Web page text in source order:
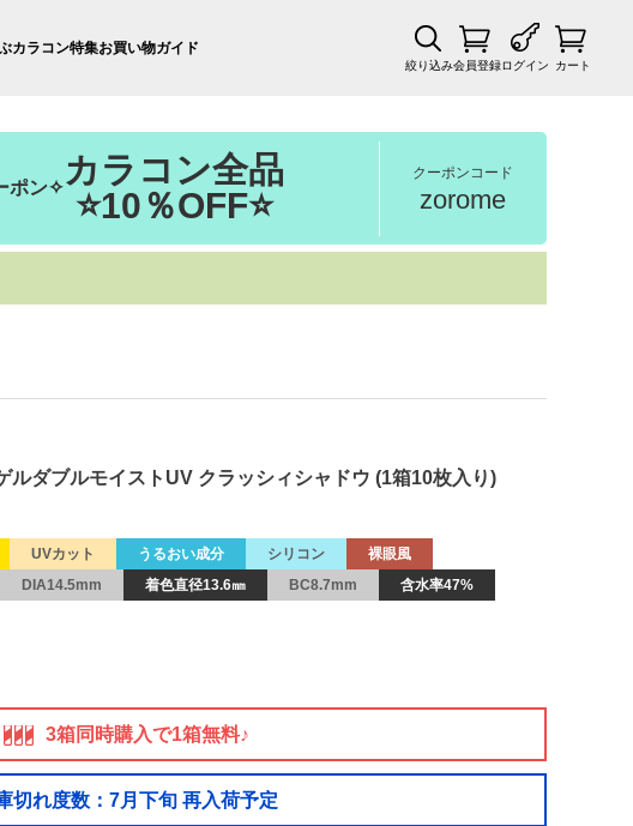
カラコン特集お買い物ガイド
絞り込み会員登録ログイン カート
ポン✧ カラコン全品
⭐10％OFF⭐
クーポンコード
zorome
ルダブルモイストUV クラッシィシャドウ (1箱10枚入り)
UVカット うるおい成分 シリコン
裸眼風
DIA14.5mm 着色直径13.6㎜ BC8.7mm 含水率47%
3箱同時購入で1箱無料♪
切れ度数：7月下旬 再入荷予定